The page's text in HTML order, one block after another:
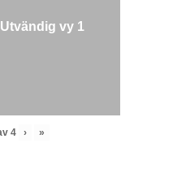
vy 1
4 › »